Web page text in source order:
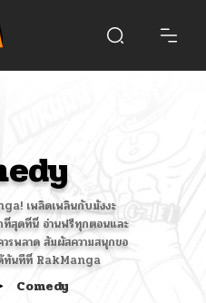
เพลิดเพลินกับมังงะ
สุดที่นี่ อ่านฟรีทุกตอนและ
พลาด สัมผัสความสนุกขอ
ทันทีที่ RakManga
Comedy